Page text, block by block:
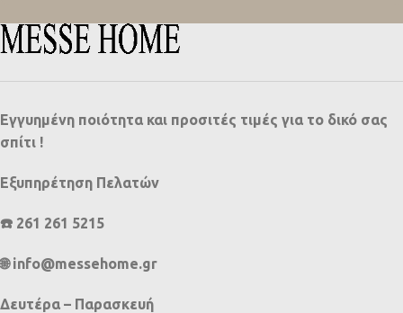
Εγγυημένη ποιότητα και προσιτές τιμές για το δικό σας
σπίτι !
Εξυπηρέτηση Πελατών
☎️ 261 261 5215
🌐 info@messehome.gr
Δευτέρα – Παρασκευή